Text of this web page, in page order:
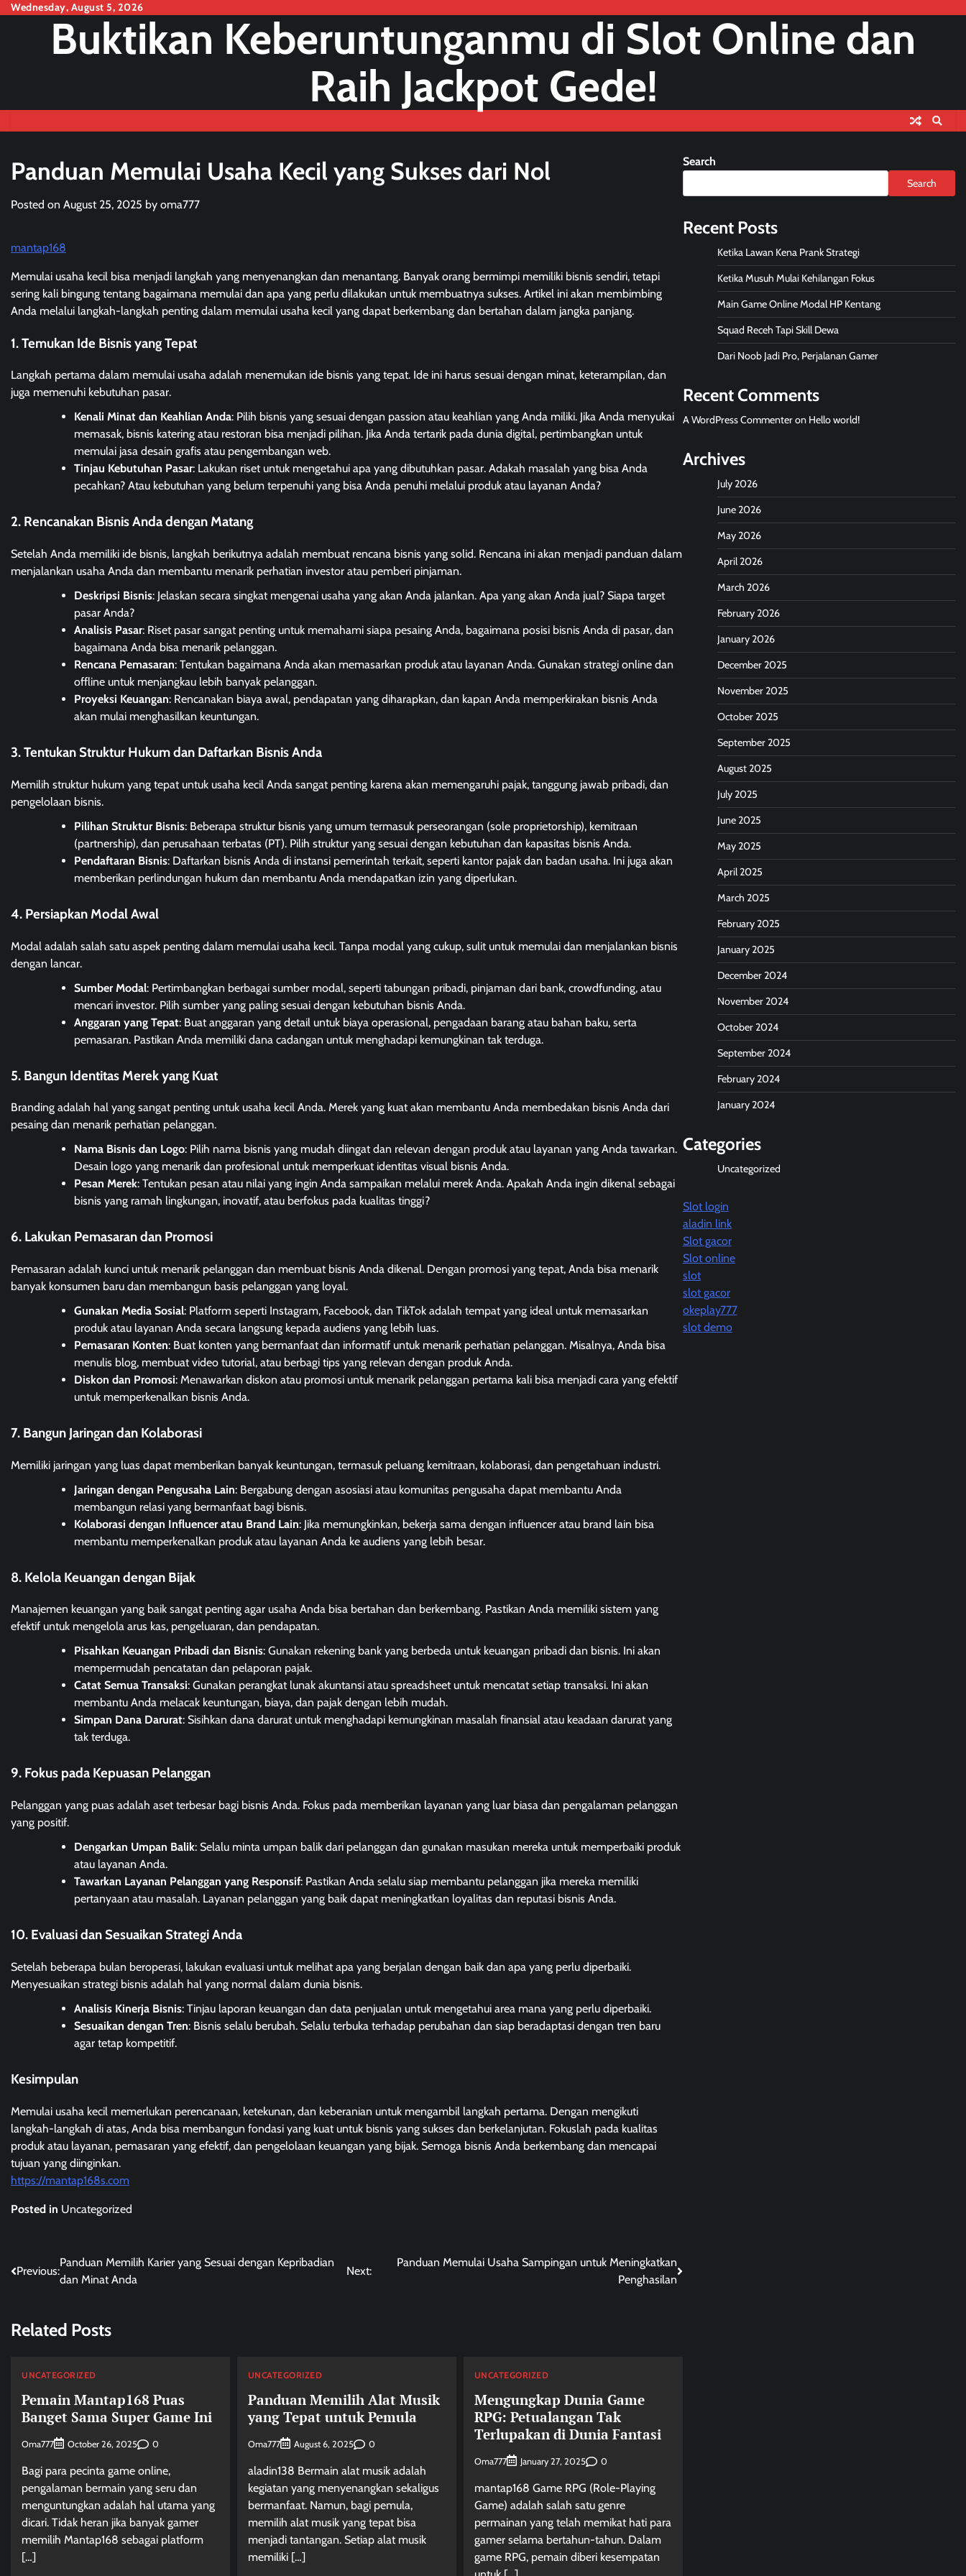
SkipWednesday, August 5, 2026
Buktikan Keberuntunganmu di Slot Online dan
Raih Jackpot Gede!
Panduan Memulai Usaha Kecil yang Sukses dari Nol
Posted on August 25, 2025 by oma777
mantap168
Memulai usaha kecil bisa menjadi langkah yang menyenangkan dan menantang. Banyak orang bermimpi memiliki bisnis sendiri, tetapi
sering kali bingung tentang bagaimana memulai dan apa yang perlu dilakukan untuk membuatnya sukses. Artikel ini akan membimbing
Anda melalui langkah-langkah penting dalam memulai usaha kecil yang dapat berkembang dan bertahan dalam jangka panjang.
1. Temukan Ide Bisnis yang Tepat
Langkah pertama dalam memulai usaha adalah menemukan ide bisnis yang tepat. Ide ini harus sesuai dengan minat, keterampilan, dan
juga memenuhi kebutuhan pasar.
Kenali Minat dan Keahlian Anda: Pilih bisnis yang sesuai dengan passion atau keahlian yang Anda miliki. Jika Anda menyukai
memasak, bisnis katering atau restoran bisa menjadi pilihan. Jika Anda tertarik pada dunia digital, pertimbangkan untuk
memulai jasa desain grafis atau pengembangan web.
Tinjau Kebutuhan Pasar: Lakukan riset untuk mengetahui apa yang dibutuhkan pasar. Adakah masalah yang bisa Anda
pecahkan? Atau kebutuhan yang belum terpenuhi yang bisa Anda penuhi melalui produk atau layanan Anda?
2. Rencanakan Bisnis Anda dengan Matang
Setelah Anda memiliki ide bisnis, langkah berikutnya adalah membuat rencana bisnis yang solid. Rencana ini akan menjadi panduan dalam
menjalankan usaha Anda dan membantu menarik perhatian investor atau pemberi pinjaman.
Deskripsi Bisnis: Jelaskan secara singkat mengenai usaha yang akan Anda jalankan. Apa yang akan Anda jual? Siapa target
pasar Anda?
Analisis Pasar: Riset pasar sangat penting untuk memahami siapa pesaing Anda, bagaimana posisi bisnis Anda di pasar, dan
bagaimana Anda bisa menarik pelanggan.
Rencana Pemasaran: Tentukan bagaimana Anda akan memasarkan produk atau layanan Anda. Gunakan strategi online dan
offline untuk menjangkau lebih banyak pelanggan.
Proyeksi Keuangan: Rencanakan biaya awal, pendapatan yang diharapkan, dan kapan Anda memperkirakan bisnis Anda
akan mulai menghasilkan keuntungan.
3. Tentukan Struktur Hukum dan Daftarkan Bisnis Anda
Memilih struktur hukum yang tepat untuk usaha kecil Anda sangat penting karena akan memengaruhi pajak, tanggung jawab pribadi, dan
pengelolaan bisnis.
Pilihan Struktur Bisnis: Beberapa struktur bisnis yang umum termasuk perseorangan (sole proprietorship), kemitraan
(partnership), dan perusahaan terbatas (PT). Pilih struktur yang sesuai dengan kebutuhan dan kapasitas bisnis Anda.
Pendaftaran Bisnis: Daftarkan bisnis Anda di instansi pemerintah terkait, seperti kantor pajak dan badan usaha. Ini juga akan
memberikan perlindungan hukum dan membantu Anda mendapatkan izin yang diperlukan.
4. Persiapkan Modal Awal
Modal adalah salah satu aspek penting dalam memulai usaha kecil. Tanpa modal yang cukup, sulit untuk memulai dan menjalankan bisnis
dengan lancar.
Sumber Modal: Pertimbangkan berbagai sumber modal, seperti tabungan pribadi, pinjaman dari bank, crowdfunding, atau
mencari investor. Pilih sumber yang paling sesuai dengan kebutuhan bisnis Anda.
Anggaran yang Tepat: Buat anggaran yang detail untuk biaya operasional, pengadaan barang atau bahan baku, serta
pemasaran. Pastikan Anda memiliki dana cadangan untuk menghadapi kemungkinan tak terduga.
5. Bangun Identitas Merek yang Kuat
Branding adalah hal yang sangat penting untuk usaha kecil Anda. Merek yang kuat akan membantu Anda membedakan bisnis Anda dari
pesaing dan menarik perhatian pelanggan.
Nama Bisnis dan Logo: Pilih nama bisnis yang mudah diingat dan relevan dengan produk atau layanan yang Anda tawarkan.
Desain logo yang menarik dan profesional untuk memperkuat identitas visual bisnis Anda.
Pesan Merek: Tentukan pesan atau nilai yang ingin Anda sampaikan melalui merek Anda. Apakah Anda ingin dikenal sebagai
bisnis yang ramah lingkungan, inovatif, atau berfokus pada kualitas tinggi?
6. Lakukan Pemasaran dan Promosi
Pemasaran adalah kunci untuk menarik pelanggan dan membuat bisnis Anda dikenal. Dengan promosi yang tepat, Anda bisa menarik
banyak konsumen baru dan membangun basis pelanggan yang loyal.
Gunakan Media Sosial: Platform seperti Instagram, Facebook, dan TikTok adalah tempat yang ideal untuk memasarkan
produk atau layanan Anda secara langsung kepada audiens yang lebih luas.
Pemasaran Konten: Buat konten yang bermanfaat dan informatif untuk menarik perhatian pelanggan. Misalnya, Anda bisa
menulis blog, membuat video tutorial, atau berbagi tips yang relevan dengan produk Anda.
Diskon dan Promosi: Menawarkan diskon atau promosi untuk menarik pelanggan pertama kali bisa menjadi cara yang efektif
untuk memperkenalkan bisnis Anda.
7. Bangun Jaringan dan Kolaborasi
Memiliki jaringan yang luas dapat memberikan banyak keuntungan, termasuk peluang kemitraan, kolaborasi, dan pengetahuan industri.
Jaringan dengan Pengusaha Lain: Bergabung dengan asosiasi atau komunitas pengusaha dapat membantu Anda
membangun relasi yang bermanfaat bagi bisnis.
Kolaborasi dengan Influencer atau Brand Lain: Jika memungkinkan, bekerja sama dengan influencer atau brand lain bisa
membantu memperkenalkan produk atau layanan Anda ke audiens yang lebih besar.
8. Kelola Keuangan dengan Bijak
Manajemen keuangan yang baik sangat penting agar usaha Anda bisa bertahan dan berkembang. Pastikan Anda memiliki sistem yang
efektif untuk mengelola arus kas, pengeluaran, dan pendapatan.
Pisahkan Keuangan Pribadi dan Bisnis: Gunakan rekening bank yang berbeda untuk keuangan pribadi dan bisnis. Ini akan
mempermudah pencatatan dan pelaporan pajak.
Catat Semua Transaksi: Gunakan perangkat lunak akuntansi atau spreadsheet untuk mencatat setiap transaksi. Ini akan
membantu Anda melacak keuntungan, biaya, dan pajak dengan lebih mudah.
Simpan Dana Darurat: Sisihkan dana darurat untuk menghadapi kemungkinan masalah finansial atau keadaan darurat yang
tak terduga.
9. Fokus pada Kepuasan Pelanggan
Pelanggan yang puas adalah aset terbesar bagi bisnis Anda. Fokus pada memberikan layanan yang luar biasa dan pengalaman pelanggan
yang positif.
Dengarkan Umpan Balik: Selalu minta umpan balik dari pelanggan dan gunakan masukan mereka untuk memperbaiki produk
atau layanan Anda.
Tawarkan Layanan Pelanggan yang Responsif: Pastikan Anda selalu siap membantu pelanggan jika mereka memiliki
pertanyaan atau masalah. Layanan pelanggan yang baik dapat meningkatkan loyalitas dan reputasi bisnis Anda.
10. Evaluasi dan Sesuaikan Strategi Anda
Setelah beberapa bulan beroperasi, lakukan evaluasi untuk melihat apa yang berjalan dengan baik dan apa yang perlu diperbaiki.
Menyesuaikan strategi bisnis adalah hal yang normal dalam dunia bisnis.
Analisis Kinerja Bisnis: Tinjau laporan keuangan dan data penjualan untuk mengetahui area mana yang perlu diperbaiki.
Sesuaikan dengan Tren: Bisnis selalu berubah. Selalu terbuka terhadap perubahan dan siap beradaptasi dengan tren baru
agar tetap kompetitif.
Kesimpulan
Memulai usaha kecil memerlukan perencanaan, ketekunan, dan keberanian untuk mengambil langkah pertama. Dengan mengikuti
langkah-langkah di atas, Anda bisa membangun fondasi yang kuat untuk bisnis yang sukses dan berkelanjutan. Fokuslah pada kualitas
produk atau layanan, pemasaran yang efektif, dan pengelolaan keuangan yang bijak. Semoga bisnis Anda berkembang dan mencapai
tujuan yang diinginkan.
https://mantap168s.com
Posted in Uncategorized
Post
navigation
Previous:
Panduan Memilih Karier yang Sesuai dengan Kepribadian
dan Minat Anda
Next:
Panduan Memulai Usaha Sampingan untuk Meningkatkan
Penghasilan
Related Posts
UNCATEGORIZED
Pemain Mantap168 Puas
Banget Sama Super Game Ini
Oma777 October 26, 2025 0
Bagi para pecinta game online,
pengalaman bermain yang seru dan
menguntungkan adalah hal utama yang
dicari. Tidak heran jika banyak gamer
memilih Mantap168 sebagai platform
[…]
UNCATEGORIZED
Panduan Memilih Alat Musik
yang Tepat untuk Pemula
Oma777 August 6, 2025 0
aladin138 Bermain alat musik adalah
kegiatan yang menyenangkan sekaligus
bermanfaat. Namun, bagi pemula,
memilih alat musik yang tepat bisa
menjadi tantangan. Setiap alat musik
memiliki […]
UNCATEGORIZED
Mengungkap Dunia Game
RPG: Petualangan Tak
Terlupakan di Dunia Fantasi
Oma777 January 27, 2025 0
mantap168 Game RPG (Role-Playing
Game) adalah salah satu genre
permainan yang telah memikat hati para
gamer selama bertahun-tahun. Dalam
game RPG, pemain diberi kesempatan
Search
Search
Recent Posts
Ketika Lawan Kena Prank Strategi
Ketika Musuh Mulai Kehilangan Fokus
Main Game Online Modal HP Kentang
Squad Receh Tapi Skill Dewa
Dari Noob Jadi Pro, Perjalanan Gamer
Recent Comments
A WordPress Commenteron Hello world!
Archives
July 2026
June 2026
May 2026
April 2026
March 2026
February 2026
January 2026
December 2025
November 2025
October 2025
September 2025
August 2025
July 2025
June 2025
May 2025
April 2025
March 2025
February 2025
January 2025
December 2024
November 2024
October 2024
September 2024
February 2024
January 2024
Categories
Uncategorized
Slot login
aladin link
Slot gacor
Slot online
slot
slot gacor
okeplay777
slot demo